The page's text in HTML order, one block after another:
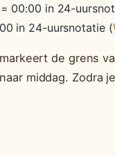
00:00 in 24-
in 24-uursnotatie (
de grens
middag. Zodra